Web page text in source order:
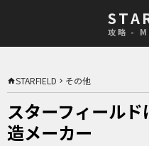
攻略 -
STARFIELD その他
スターフィール
造メーカー